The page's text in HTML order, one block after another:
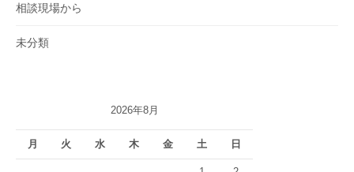
相談現場から
未分類
2026年8月
月 火 水 木 金 土 日